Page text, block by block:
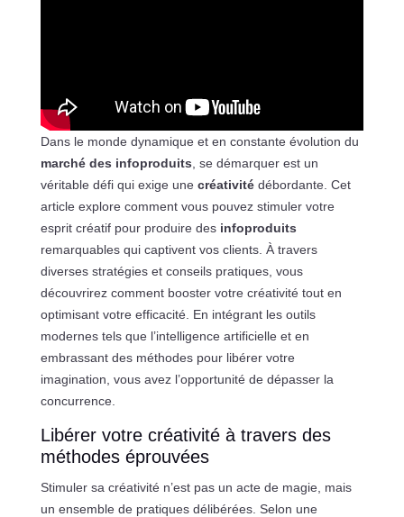
Dans le monde dynamique et en constante évolution du
marché des infoproduits , se démarquer est un
véritable défi qui exige une créativitédébordante. Cet
article explore comment vous pouvez stimuler votre
esprit créatif pour produire des infoproduits
remarquables qui captivent vos clients. À travers
diverses stratégies et conseils pratiques, vous
découvrirez comment booster votre créativité tout en
optimisant votre efficacité. En intégrant les outils
modernes tels que l’intelligence artificielle et en
embrassant des méthodes pour libérer votre
imagination, vous avez l’opportunité de dépasser la
concurrence.
Libérer votre créativité à travers des
méthodes éprouvées
Stimuler sa créativité n’est pas un acte de magie, mais
un ensemble de pratiques délibérées. Selon une